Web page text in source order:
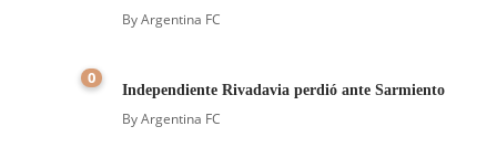
ByArgentina FC
0
Independiente Rivadavia perdió ante Sarmiento
ByArgentina FC